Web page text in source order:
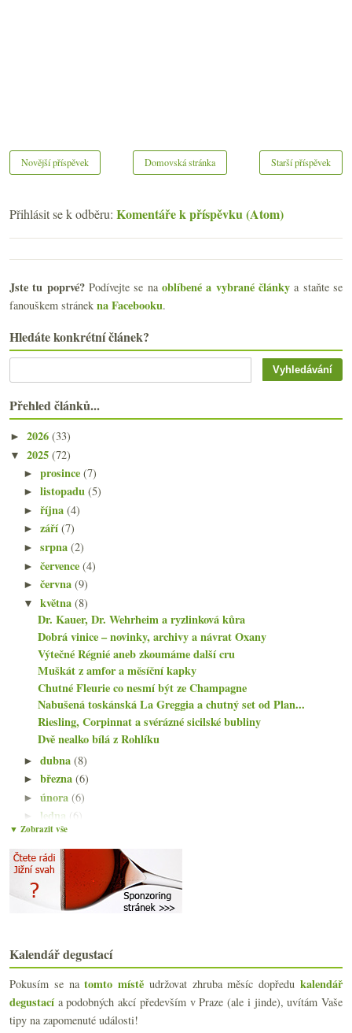
Novější příspěvek Starší příspěvek
Domovská stránka
Přihlásit se k odběru: Komentáře k příspěvku (Atom)
Jste tu poprvé?Podívejte se naoblíbené a vybrané články a staňte se
fanouškem stránek na Facebooku.
Hledáte konkrétní článek?
Přehled článků...
► 2026 (33)
▼ 2025 (72)
►prosince(7)
►listopadu(5)
►října(4)
►září(7)
►srpna(2)
►července(4)
►června(9)
▼května(8)
Dr. Kauer, Dr. Wehrheim a ryzlinková kůra
Dobrá vinice – novinky, archivy a návrat Oxany
Výtečné Régnié aneb zkoumáme další cru
Muškát z amfor a měsíční kapky
Chutné Fleurie co nesmí být ze Champagne
Nabušená toskánská La Greggia a chutný set od Plan...
Riesling, Corpinnat a svérázné sicilské bubliny
Dvě nealko bílá z Rohlíku
►dubna(8)
►března(6)
►února(6)
►ledna (6)
2024
►2023(160)
►2022(225)
► 2021 (239)
(239)
►2018(240)
►2017(240)
►2016 (250)
►2015(251)
► 2014(254)
▼ Zobrazit vše
Kalendář degustací
Pokusím se natomto místě udržovat zhruba měsíc dopředukalendář
degustacía podobných akcí především v Praze (ale i jinde), uvítám Vaše
tipy na zapomenuté události!